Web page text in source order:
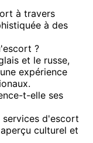
à travers
à des
?
et le russe,
expérience
t-elle ses
d'escort
culturel et